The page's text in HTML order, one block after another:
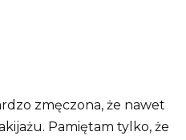
zmęczona, że nawet
Pamiętam tylko, że